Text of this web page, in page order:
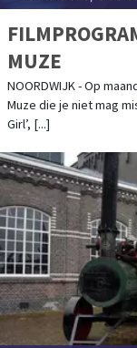
MUZE
NOORDWIJK - Op
Muze die je niet mag
Girl’, [...]